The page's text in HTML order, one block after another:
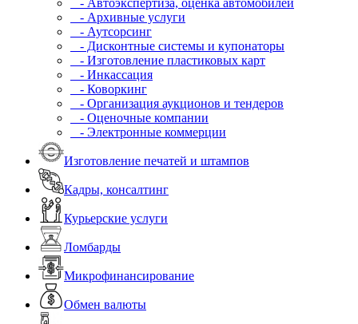
- Автоэкспертиза, оценка автомобилей
- Архивные услуги
- Аутсорсинг
- Дисконтные системы и купонаторы
- Изготовление пластиковых карт
- Инкассация
- Коворкинг
- Организация аукционов и тендеров
- Оценочные компании
- Электронные коммерции
Изготовление печатей и штампов
Кадры, консалтинг
Курьерские услуги
Ломбарды
Микрофинансирование
Обмен валюты